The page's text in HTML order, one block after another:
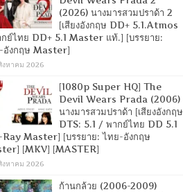
(2026) นางมารสวมปราด้า 2
[เสียงอังกฤษ DD+ 5.1.Atmos
ย์ไทย DD+ 5.1 Master แท้.] [บรรยาย:
อังกฤษ Master]
งหาคม 2026
[1080p Super HQ] The
Devil Wears Prada (2006)
นางมารสวมปราด้า [เสียงอังกฤษ
DTS: 5.1 / พากย์ไทย DD 5.1
Master] [บรรยาย: ไทย-อังกฤษ
[MKV] [MASTER]
งหาคม 2026
ก้านกล้วย (2006-2009)